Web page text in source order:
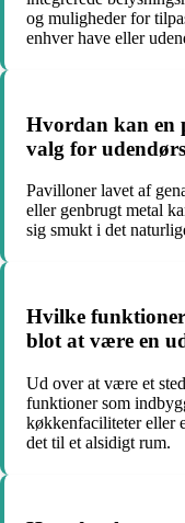
og muligheder for
enhver have eller
Hvordan kan en
valg for
Pavilloner lavet af
eller genbrugt metal
sig smukt i det
Hvilke
blot at være en
Ud over at være et
funktioner som
køkkenfaciliteter eller
det til et alsidigt rum.